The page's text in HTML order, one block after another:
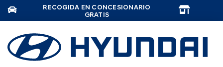
RECOGIDA EN CONCESIONARIO
GRATIS